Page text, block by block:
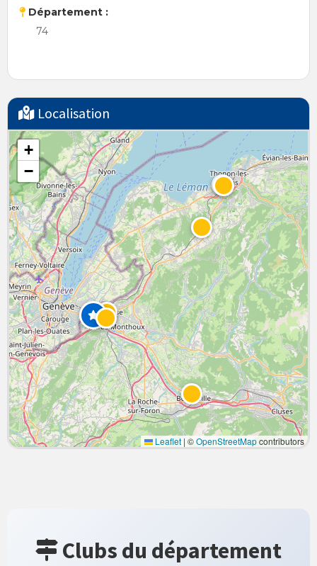
Département :
74
Localisation
+
−
Leaflet | ©OpenStreetMapcontributors
Clubs du département